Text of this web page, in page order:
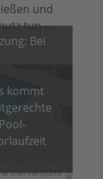
und
tun –
Bei
kommt